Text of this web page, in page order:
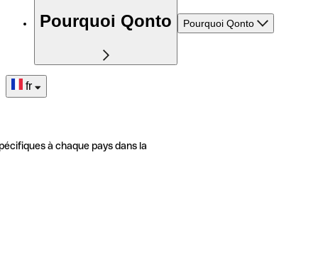
Pourquoi Qonto Pourquoi Qonto
fr
à chaque pays dans la